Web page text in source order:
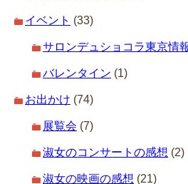
イベント (33)
サロンデュショコラ東京情
バレンタイン (1)
お出かけ (74)
展覧会 (7)
淑女のコンサートの感想 (2)
淑女の映画の感想 (21)